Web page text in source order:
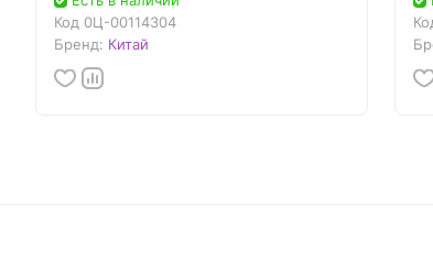
Код 0Ц-00114304
Бренд: Китай